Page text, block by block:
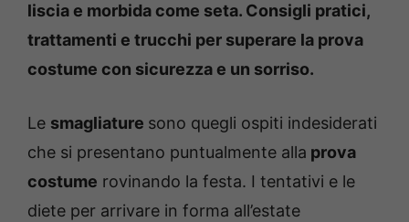
liscia e morbida come seta. Consigli pratici,
trattamenti e trucchi per superare la prova
costume con sicurezza e un sorriso.
Le smagliature sono quegli ospiti indesiderati
che si presentano puntualmente alla prova
costume rovinando la festa. I tentativi e le
diete per arrivare in forma all’estate